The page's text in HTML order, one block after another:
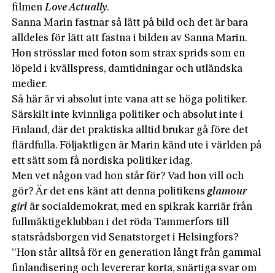
filmenLove Actually.
Sanna Marin fastnar så lätt på bild och det är bara
alldeles för lätt att fastna i bilden av Sanna Marin.
Hon strösslar med foton som strax sprids som en
löpeld i kvällspress, damtidningar och utländska
medier.
Så här är vi absolut inte vana att se höga politiker.
Särskilt inte kvinnliga politiker och absolut inte i
Finland, där det praktiska alltid brukar gå före det
flärdfulla. Följaktligen är Marin känd ute i världen på
ett sätt som få nordiska politiker idag.
Men vet någon vad hon står för? Vad hon vill och
gör? Är det ens känt att denna politikensglamour
girl är socialdemokrat, med en spikrak karriär från
fullmäktigeklubban i det röda Tammerfors till
statsrådsborgen vid Senatstorget i Helsingfors?
”Hon står alltså för en generation långt från gammal
finlandisering och levererar korta, snärtiga svar om